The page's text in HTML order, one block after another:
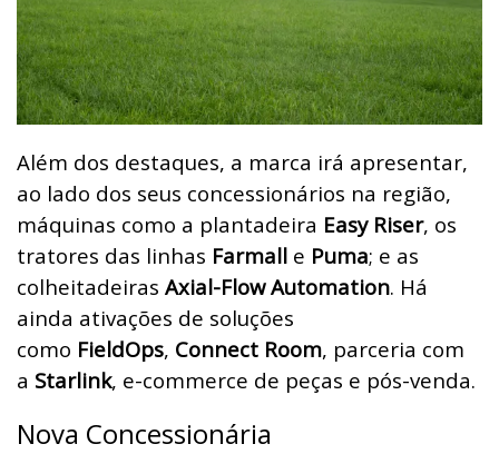
Além dos destaques, a marca irá apresentar,
ao lado dos seus concessionários na região,
máquinas como a plantadeira Easy Riser, os
tratores das linhas Farmall e Puma; e as
colheitadeiras Axial-Flow Automation. Há
ainda ativações de soluções
como FieldOps, Connect Room, parceria com
a Starlink, e-commerce de peças e pós-venda.
Nova Concessionária